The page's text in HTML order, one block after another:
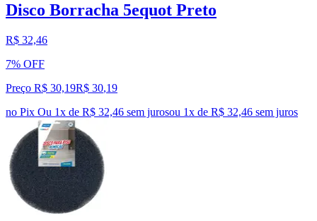
Disco Borracha 5equot Preto
R$ 32,46
7% OFF
Preço R$ 30,19R$ 30,19
no Pix Ou 1x de R$ 32,46 sem jurosou 1x de R$ 32,46 sem juros